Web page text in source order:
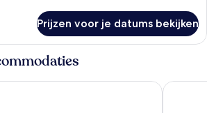
Prijzen voor je datums bekijken
The